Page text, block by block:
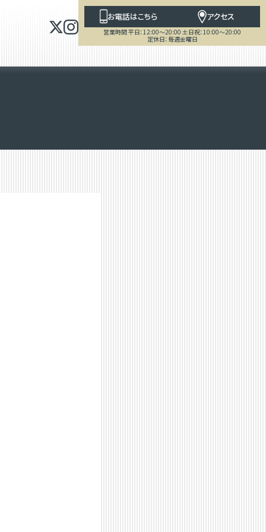
お電話はこちら アクセス
営業時間 平日：12:00～20:00 土日祝：10:00～20:00
定休日：毎週金曜日